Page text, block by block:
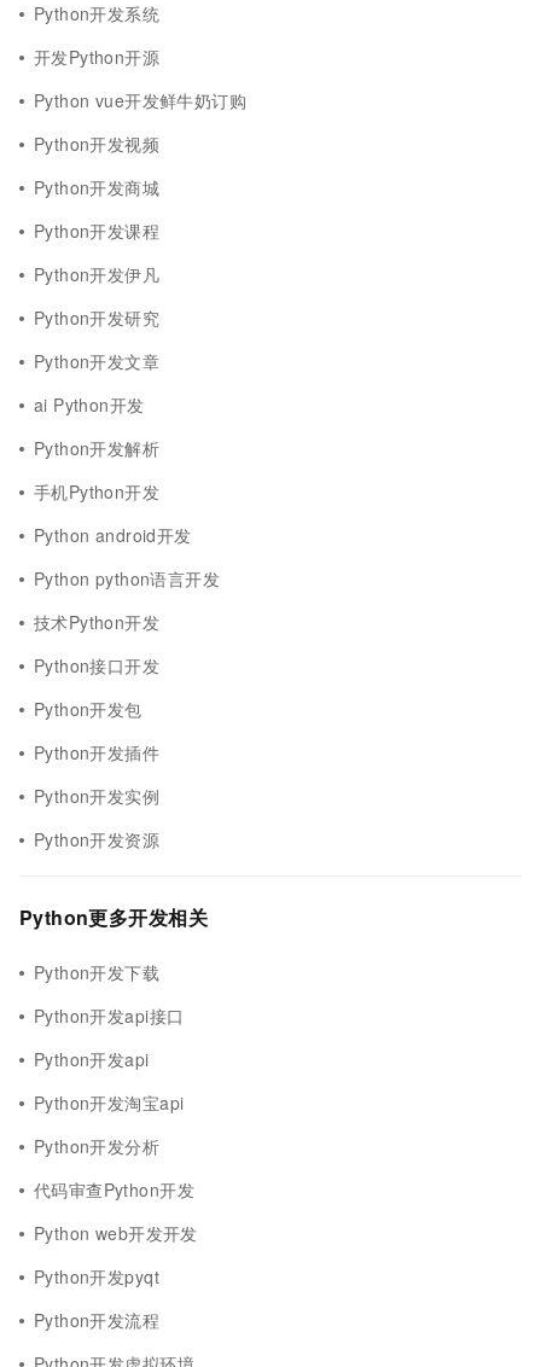
Python开发系统
开发Python开源
Python vue开发鲜牛奶订购
Python开发视频
Python开发商城
Python开发课程
Python开发伊凡
Python开发研究
Python开发文章
ai Python开发
Python开发解析
手机Python开发
Python android开发
Python python语言开发
技术Python开发
Python接口开发
Python开发包
Python开发插件
Python开发实例
Python开发资源
Python更多开发相关
Python开发下载
Python开发api接口
Python开发api
Python开发淘宝api
Python开发分析
代码审查Python开发
Python web开发开发
Python开发pyqt
Python开发流程